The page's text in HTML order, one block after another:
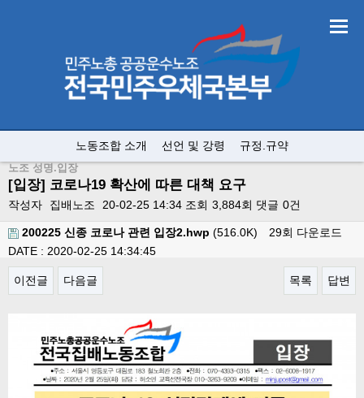
노동조합 소개 선언 및 강령 규정.규약
노조 성명.입장
[입장] 코로나19 확산에 따른 대책 요구
작성자 집배노조 20-02-25 14:34 조회 3,884회 댓글 0건
200225 신종 코로나 관련 입장2.hwp (516.0K)
29회 다운로드
DATE : 2020-02-25 14:34:45
이전글 다음글 목록 답변